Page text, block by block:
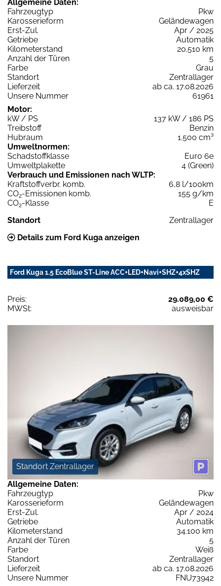
Allgemeine Daten:
Fahrzeugtyp
Pkw
Karosserieform
Geländewagen
Erst-Zul.
Apr / 2025
Getriebe
Automatik
Kilometerstand
20.510 km
Anzahl der Türen
5
Farbe
Grau
Standort
Zentrallager
Lieferzeit
ab ca. 17.08.2026
Unsere Nummer
61961
Motor:
kW / PS
137 kW / 186 PS
Treibstoff
Benzin
Hubraum
1.500 cm³
Umweltnormen:
Schadstoffklasse
Euro 6e
Umweltplakette
4 (Green)
Verbrauch und Emissionen nach WLTP:
Kraftstoffverbr. komb.
6,8 l/100km
CO2-Emissionen komb.
155 g/km
CO2-Klasse
E
Standort
Zentrallager
Details zum Ford Kuga anzeigen
Ford Kuga 1.5 EcoBlue ST-Line ACC+LED+Navi+SHZ+4xSHZ
Preis:
29.089,00 €
MWSt:
ausweisbar
Standort Zentrallager
Allgemeine Daten:
Fahrzeugtyp
Pkw
Karosserieform
Geländewagen
Erst-Zul.
Apr / 2024
Getriebe
Automatik
Kilometerstand
34.100 km
Anzahl der Türen
5
Farbe
Weiß
Standort
Zentrallager
Lieferzeit
ab ca. 17.08.2026
Unsere Nummer
FNU73942